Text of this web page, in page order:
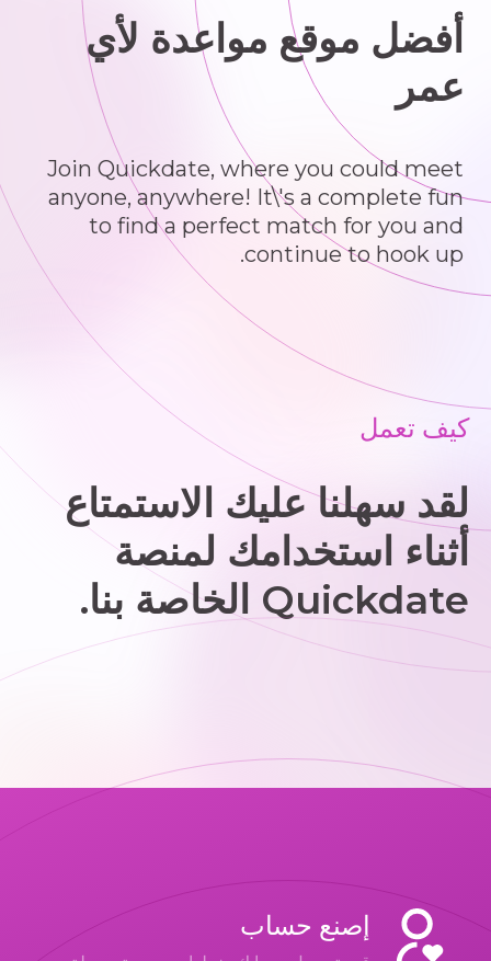
أفضل موقع مواعدة لأي
عمر
Join Quickdate, where you could meet
anyone, anywhere! It\'s a complete fun
to find a perfect match for you and
continue to hook up.
كيف تعمل
لقد سهلنا عليك الاستمتاع
أثناء استخدامك لمنصة
Quickdate الخاصة بنا.
إصنع حساب